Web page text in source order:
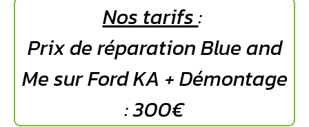
Nos tarifs:
Prix de réparation Blue and
Me sur Ford KA + Démontage
: 300€